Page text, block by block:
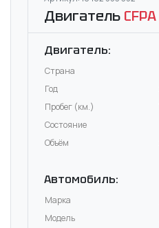
Двигатель CFPA
Двигатель:
Страна
Год
Пробег (км.)
Состояние
Объём
Автомобиль:
Марка
Модель